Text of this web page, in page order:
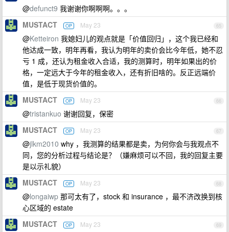
@defunct9 我谢谢你啊啊啊。。。
65
MUSTACT OP May 23
@Ketteiron 我媳妇儿的观点就是「价值回归」，这个我已经和
他达成一致，明年再看，我认为明年的卖价会比今年低，她不忍
亏 1 成，还认为租金收入合适，我的测算时，明年如果出的价
格，一定远大于今年的租金收入，还有折旧啥的。反正远端价
值，是低于现货价值的。
66
MUSTACT OP May 23
@tristankuo 谢谢回复，保密
67
MUSTACT OP May 23
@jlkm2010 why ，我测算的结果都是卖，为何你会与我观点不
同，您的分析过程与结论是？（嫌麻烦可以不回，我的回复主要
是以示礼貌）
68
MUSTACT OP May 23
@longaiwp 那可太有了，stock 和 insurance ，最不济改换到核
心区域的 estate
69
MUSTACT OP May 23